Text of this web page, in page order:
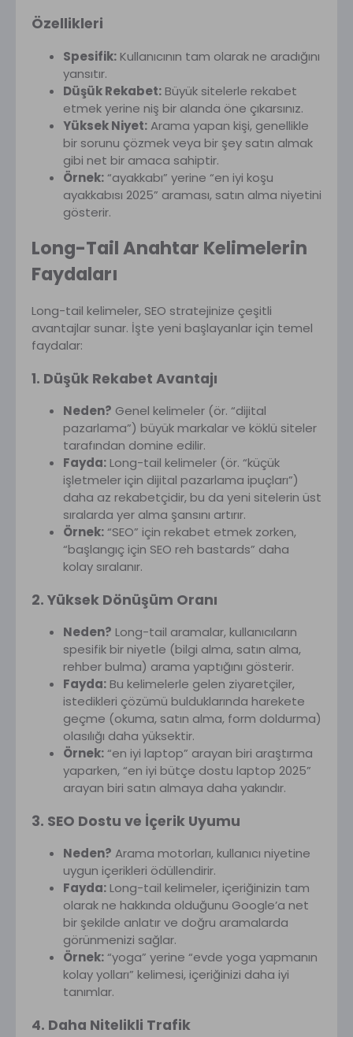
Özellikleri
Spesifik: Kullanıcının tam olarak ne aradığını
yansıtır.
Düşük Rekabet: Büyük sitelerle rekabet
etmek yerine niş bir alanda öne çıkarsınız.
Yüksek Niyet:Arama yapan kişi, genellikle
bir sorunu çözmek veya bir şey satın almak
gibi net bir amaca sahiptir.
Örnek:“ayakkabı” yerine “en iyi koşu
ayakkabısı 2025” araması, satın alma niyetini
gösterir.
Long-Tail Anahtar Kelimelerin
Faydaları
Long-tail kelimeler, SEO stratejinize çeşitli
avantajlar sunar. İşte yeni başlayanlar için temel
faydalar:
1. Düşük Rekabet Avantajı
Neden? Genel kelimeler (ör. “dijital
pazarlama”) büyük markalar ve köklü siteler
tarafından domine edilir.
Fayda: Long-tail kelimeler (ör. “küçük
işletmeler için dijital pazarlama ipuçları”)
daha az rekabetçidir, bu da yeni sitelerin üst
sıralarda yer alma şansını artırır.
Örnek:“SEO” için rekabet etmek zorken,
“başlangıç için SEO reh bastards” daha
kolay sıralanır.
2. Yüksek Dönüşüm Oranı
Neden? Long-tail aramalar, kullanıcıların
spesifik bir niyetle (bilgi alma, satın alma,
rehber bulma) arama yaptığını gösterir.
Fayda: Bu kelimelerle gelen ziyaretçiler,
istedikleri çözümü bulduklarında harekete
geçme (okuma, satın alma, form doldurma)
olasılığı daha yüksektir.
Örnek:“en iyi laptop” arayan biri araştırma
yaparken, “en iyi bütçe dostu laptop 2025”
arayan biri satın almaya daha yakındır.
3. SEO Dostu ve İçerik Uyumu
Neden? Arama motorları, kullanıcı niyetine
uygun içerikleri ödüllendirir.
Fayda: Long-tail kelimeler, içeriğinizin tam
olarak ne hakkında olduğunu Google’a net
bir şekilde anlatır ve doğru aramalarda
görünmenizi sağlar.
Örnek:“yoga” yerine “evde yoga yapmanın
kolay yolları” kelimesi, içeriğinizi daha iyi
tanımlar.
4. Daha Nitelikli Trafik